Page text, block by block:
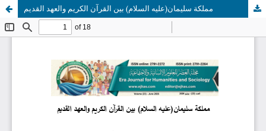
مملكة سليمان(عليه السلام) بين القرآن الكريم والعهد القديم